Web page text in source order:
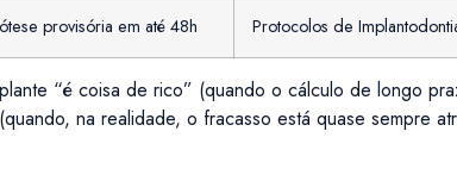
provisória em até 48h Protocolos de
“é coisa de rico” (quando o cálculo de longo
na realidade, o fracasso está quase sempre